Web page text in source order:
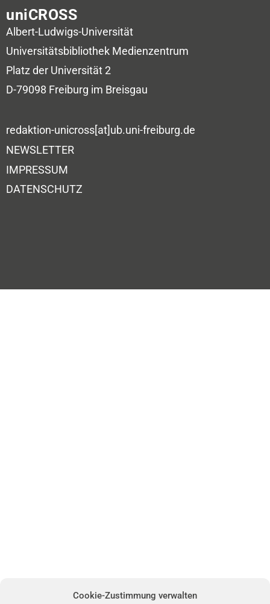
Cookie-Zustimmung verwalten
uniCROSS
Albert-Ludwigs-Universität
Universitätsbibliothek Medienzentrum
Platz der Universität 2
D-79098 Freiburg im Breisgau
redaktion-unicross[at]ub.uni-freiburg.de
NEWSLETTER
IMPRESSUM
DATENSCHUTZ